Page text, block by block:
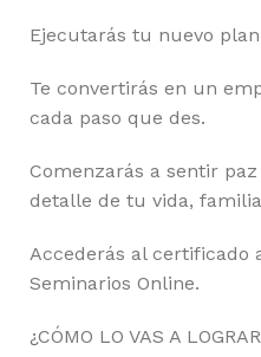
Ejecutarás tu nuevo
Te convertirás en un
cada paso que des.
Comenzarás a sentir
detalle de tu vida,
Accederás al certificado
Seminarios Online.
¿CÓMO LO VAS A